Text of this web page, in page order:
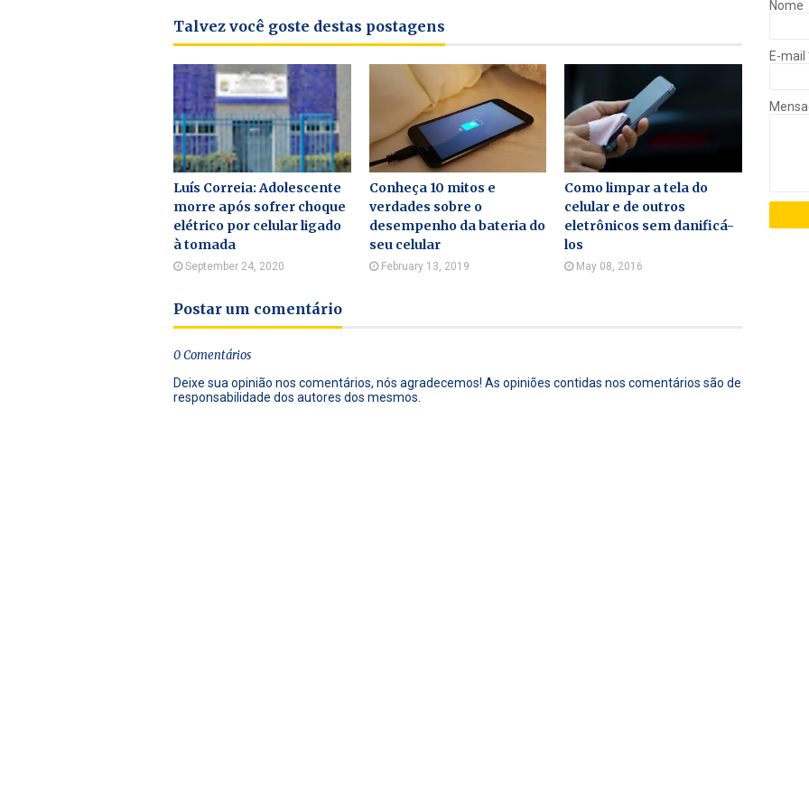
Talvez você goste destas postagens
Luís Correia: Adolescente
morre após sofrer choque
elétrico por celular ligado
à tomada
September 24, 2020
Conheça 10 mitos e
verdades sobre o
desempenho da bateria do
seu celular
February 13, 2019
Como limpar a tela do
celular e de outros
eletrônicos sem danificá-
los
May 08, 2016
Postar um comentário
0 Comentários
Deixe sua opinião nos comentários, nós agradecemos! As opiniões contidas nos comentários são de
responsabilidade dos autores dos mesmos.
Nome
E-mail